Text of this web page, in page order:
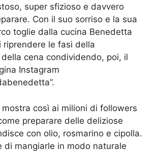
super sfizioso e davvero
Con il suo sorriso e la sua
toglie dalla cucina Benedetta
riprendere le fasi della
cena condividendo, poi, il
Instagram
così ai milioni di followers
preparare delle deliziose
con olio, rosmarino e cipolla.
di mangiarle in modo naturale